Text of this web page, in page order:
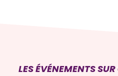
LES ÉVÉNEMENTS